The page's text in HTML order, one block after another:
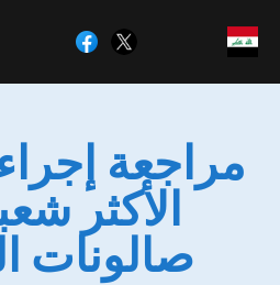
مراجعة
الأكثر
صالونات